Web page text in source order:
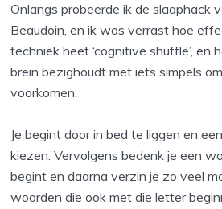
Onlangs probeerde ik de slaaphack
Beaudoin, en ik was verrast hoe
techniek heet ‘cognitive shuffle’, en
brein bezighoudt met iets simpels
voorkomen.
Je begint door in bed te liggen en
kiezen. Vervolgens bedenk je een
begint en daarna verzin je zo veel
woorden die ook met die letter